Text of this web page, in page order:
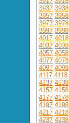
3937 3938
3957 3958
3977 3978
3997 3998
4017 4018
4037 4038
4057 4058
4077 4078
4097 4098
4117 4118
4137 4138
4157 4158
4177 4178
4197 4198
4217 4218
4237 4238